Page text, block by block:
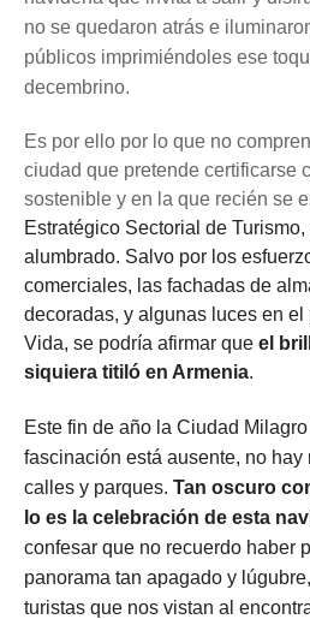
no se quedaron atrás e
públicos imprimiéndoles ese
decembrino.
Es por ello por lo que no
ciudad que pretende certificarse
sostenible y en la que recién se
Estratégico Sectorial de
alumbrado. Salvo por los
comerciales, las fachadas de
decoradas, y algunas luces en
Vida, se podría afirmar que el
siquiera titiló en Armenia.
Este fin de año la Ciudad
fascinación está ausente, no hay
calles y parques. Tan oscuro
lo es la celebración de esta
confesar que no recuerdo haber
panorama tan apagado y
turistas que nos vistan al